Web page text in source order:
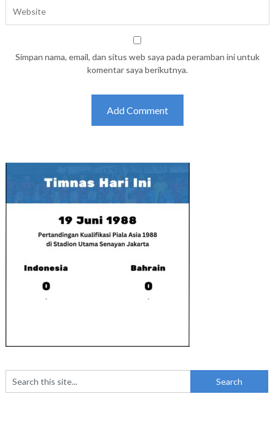
Simpan nama, email, dan situs web saya pada peramban ini untuk
komentar saya berikutnya.